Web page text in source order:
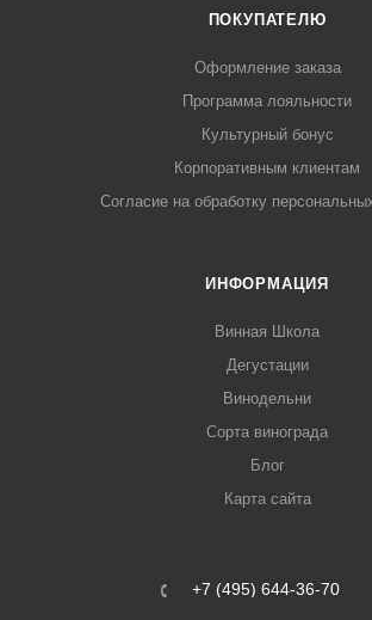
ПОКУПАТЕЛЮ
Оформление заказа
Программа лояльности
Культурный бонус
Корпоративным клиентам
Согласие на обработку
ИНФОРМАЦИЯ
Винная Школа
Дегустации
Винодельни
Сорта винограда
Блог
Карта сайта
+7 (495) 644-36-70